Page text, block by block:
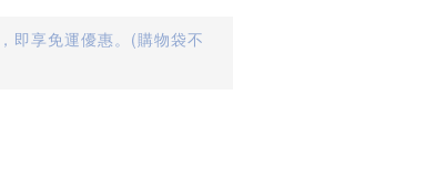
即享免運優惠。(購物袋不